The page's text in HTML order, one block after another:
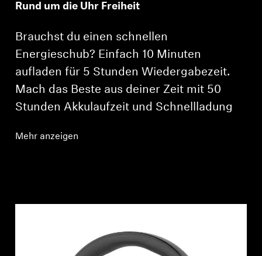
Rund um die Uhr Freiheit
Brauchst du einen schnellen
Energieschub? Einfach 10 Minuten
aufladen für 5 Stunden Wiedergabezeit.
Mach das Beste aus deiner Zeit mit 50
Stunden Akkulaufzeit und Schnellladung
Mehr anzeigen